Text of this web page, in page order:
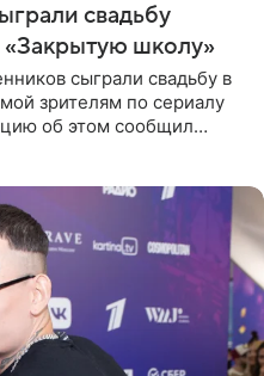
свадьбу
«Закрытую школу»
сыграли свадьбу в
зрителям по сериалу
об этом сообщил